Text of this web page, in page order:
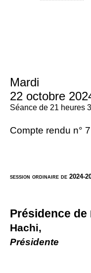
Mardi
22 octobre
Séance de 21 heures
Compte rendu n° 7
session ordinaire de 2024-
Présidence de
Hachi,
Présidente